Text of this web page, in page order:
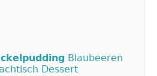
Blaubeeren
Dessert